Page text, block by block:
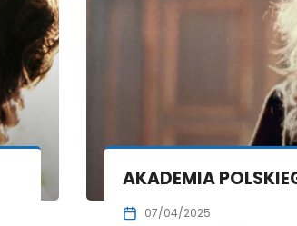
AKADEMIA
07/04/2025